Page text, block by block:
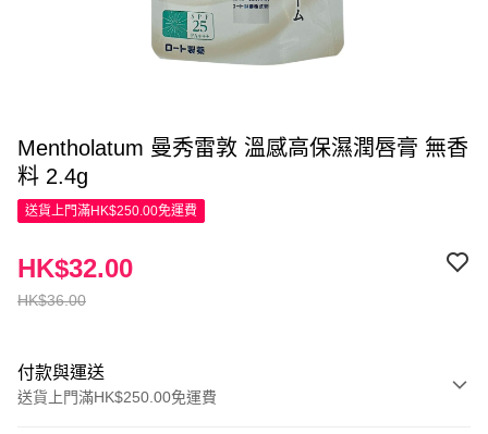
Mentholatum 曼秀雷敦 溫感高保濕潤唇膏 無香
料 2.4g
送貨上門滿HK$250.00免運費
HK$36.00
HK$32.00
付款與運送
送貨上門滿HK$250.00免運費